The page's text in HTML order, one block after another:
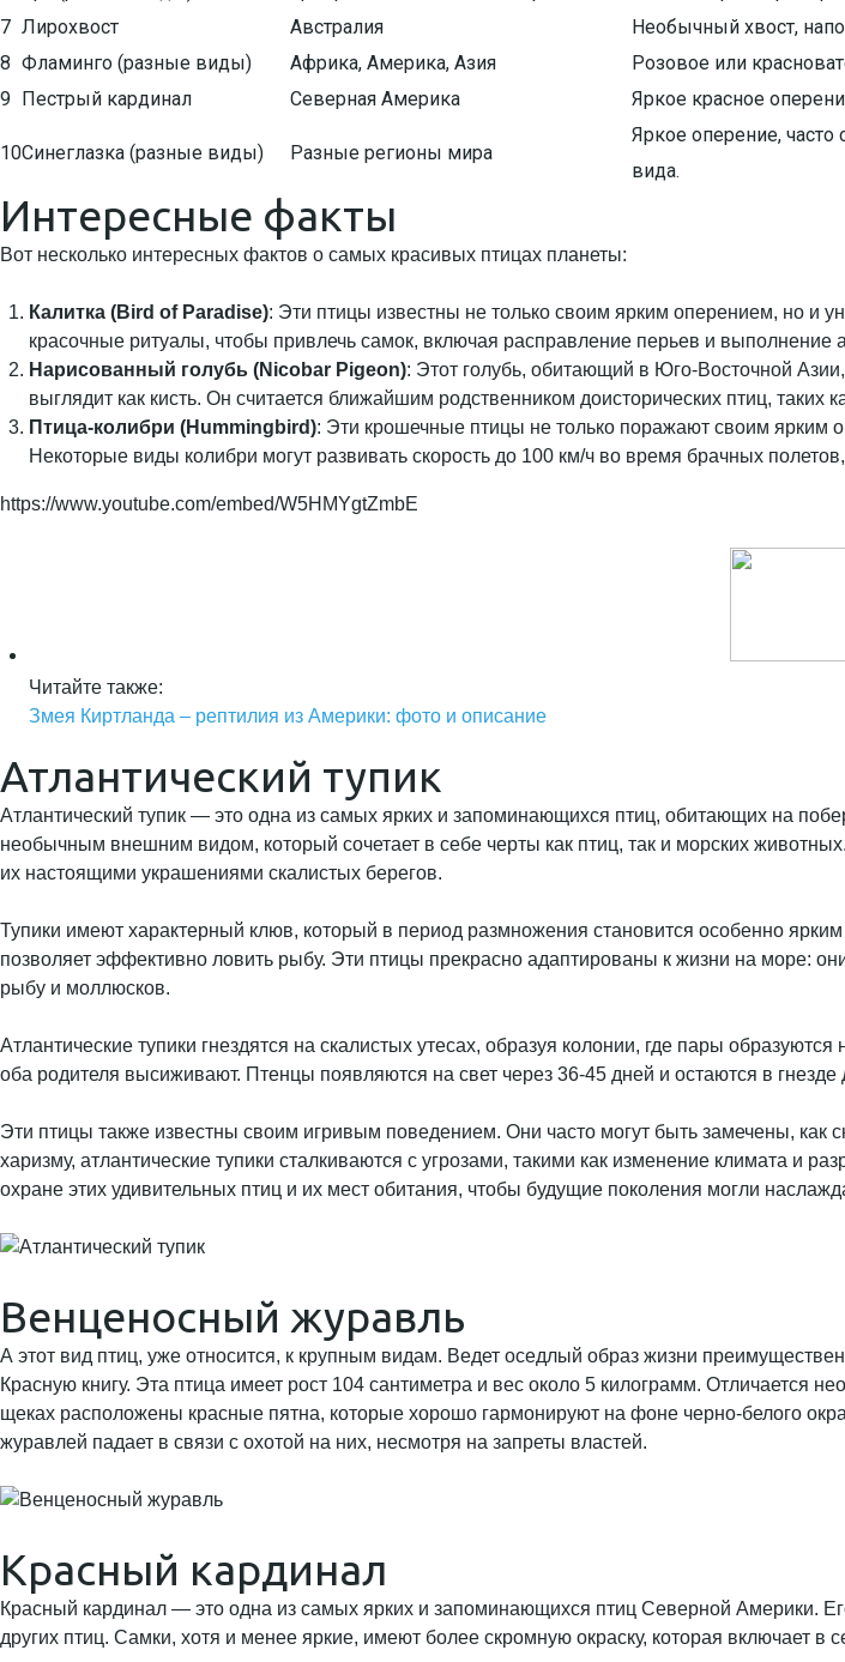
7 Лирохвост Австралия
Необычный хвост,
8 Фламинго (разные виды) Африка, Америка, Азия
Розовое или
9 Пестрый кардинал Северная Америка Яркое красное
10Синеглазка (разные виды) Разные регионы мира
Яркое оперение,
вида.
Интересные факты
Вот несколько интересных фактов о самых красивых птицах планеты:
Калитка (Bird of Paradise): Эти птицы известны не только своим ярким оперением, но
красочные ритуалы, чтобы привлечь самок, включая расправление перьев и выполнение
Нарисованный голубь (Nicobar Pigeon): Этот голубь, обитающий в Юго-Восточной
выглядит как кисть. Он считается ближайшим родственником доисторических птиц,
Птица-колибри (Hummingbird): Эти крошечные птицы не только поражают своим ярким
Некоторые виды колибри могут развивать скорость до 100 км/ч во время брачных
https://www.youtube.com/embed/W5HMYgtZmbE
Читайте также:
Змея Киртланда – рептилия из Америки: фото и описание
Атлантический тупик
Атлантический тупик — это одна из самых ярких и запоминающихся птиц, обитающих на
необычным внешним видом, который сочетает в себе черты как птиц, так и морских
их настоящими украшениями скалистых берегов.
Тупики имеют характерный клюв, который в период размножения становится особенно
позволяет эффективно ловить рыбу. Эти птицы прекрасно адаптированы к жизни на море:
рыбу и моллюсков.
Атлантические тупики гнездятся на скалистых утесах, образуя колонии, где пары
оба родителя высиживают. Птенцы появляются на свет через 36-45 дней и остаются в
Эти птицы также известны своим игривым поведением. Они часто могут быть замечены, как
харизму, атлантические тупики сталкиваются с угрозами, такими как изменение климата и
охране этих удивительных птиц и их мест обитания, чтобы будущие поколения могли
Венценосный журавль
А этот вид птиц, уже относится, к крупным видам. Ведет оседлый образ жизни
Красную книгу. Эта птица имеет рост 104 сантиметра и вес около 5 килограмм.
щеках расположены красные пятна, которые хорошо гармонируют на фоне черно-белого
журавлей падает в связи с охотой на них, несмотря на запреты властей.
Красный кардинал
Красный кардинал — это одна из самых ярких и запоминающихся птиц Северной Америки.
других птиц. Самки, хотя и менее яркие, имеют более скромную окраску, которая включает